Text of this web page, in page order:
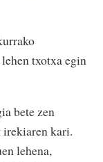
txotxa egin
bete zen
irekiaren kari.
lehena,